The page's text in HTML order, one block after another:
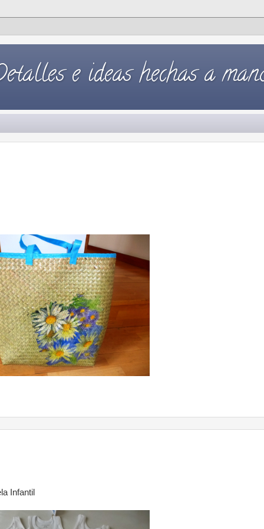
e ideas hechas a
Infantil